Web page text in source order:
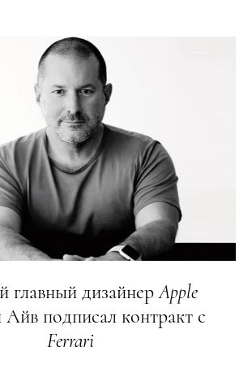
главный дизайнерApple
подписал контракт с
Ferrari